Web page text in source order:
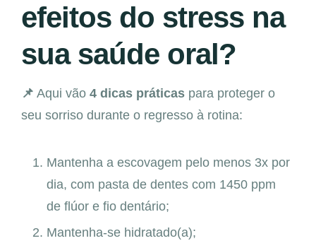
efeitos do stress na
sua saúde oral?
📌 Aqui vão 4 dicas práticas para proteger o
seu sorriso durante o regresso à rotina:
Mantenha a escovagem pelo menos 3x por
dia, com pasta de dentes com 1450 ppm
de flúor e fio dentário;
Mantenha-se hidratado(a);